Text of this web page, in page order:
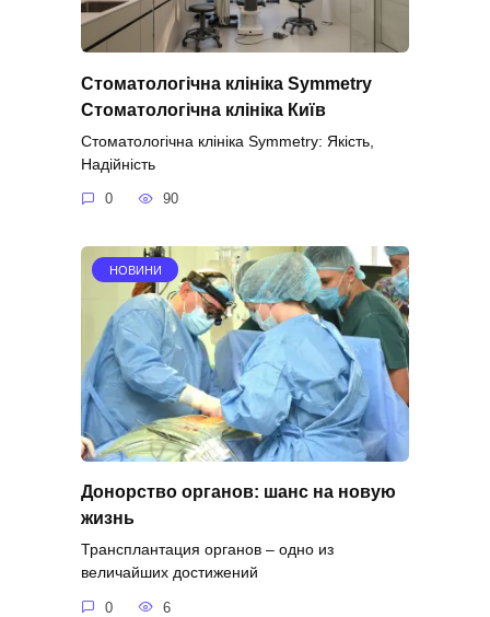
Стоматологічна клініка Symmetry
Стоматологічна клініка Київ
Стоматологічна клініка Symmetry: Якість,
Надійність
0 90
НОВИНИ
Донорство органов: шанс на новую
жизнь
Трансплантация органов – одно из
величайших достижений
0 6